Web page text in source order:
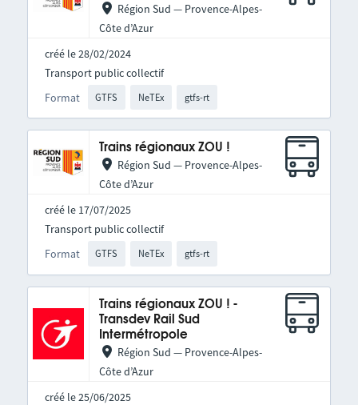
Région Sud — Provence-Alpes-
Côte d’Azur
créé le 28/02/2024
Format GTFS NeTEx gtfs-rt
Transport public collectif
Trains régionaux ZOU !
Région Sud — Provence-Alpes-
Côte d’Azur
créé le 17/07/2025
Format GTFS NeTEx gtfs-rt
Transport public collectif
Trains régionaux ZOU ! -
Transdev Rail Sud
Intermétropole
Région Sud — Provence-Alpes-
Côte d’Azur
créé le 25/06/2025